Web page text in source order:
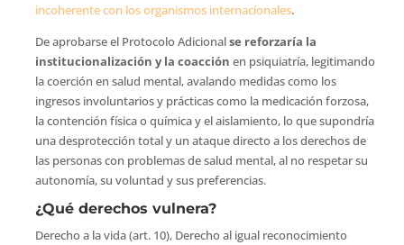
incoherente con los organismos internacionales.
De aprobarse el Protocolo Adicionalse reforzaría la
institucionalización y la coacción en psiquiatría, legitimando
la coerción en salud mental, avalando medidas como los
ingresos involuntarios y prácticas como la medicación forzosa,
la contención física o química y el aislamiento, lo que supondría
una desprotección total y un ataque directo a los derechos de
las personas con problemas de salud mental, al no respetar su
autonomía, su voluntad y sus preferencias.
¿Qué derechos vulnera?
Derecho a la vida (art. 10), Derecho al igual reconocimiento